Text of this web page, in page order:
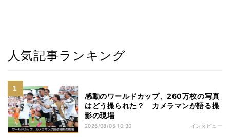
人気記事ランキング
感動のワールドカップ、260万枚の写真
はどう撮られた？ カメラマンが語る撮
影の現場
2026/08/05 10:30 インタビュー